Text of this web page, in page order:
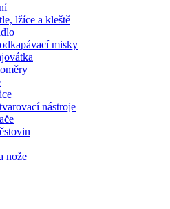
lžíce a kleště
misky
nástroje
nože